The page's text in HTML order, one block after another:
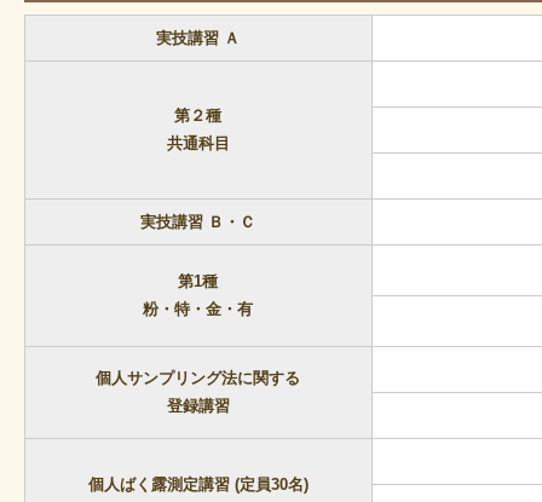
実技講習 Ａ
第２種
共通科目
実技講習 Ｂ・Ｃ
第1種
粉・特・金・有
個人サンプリング法に関する
登録講習
個人ばく露測定講習 (定員30名)